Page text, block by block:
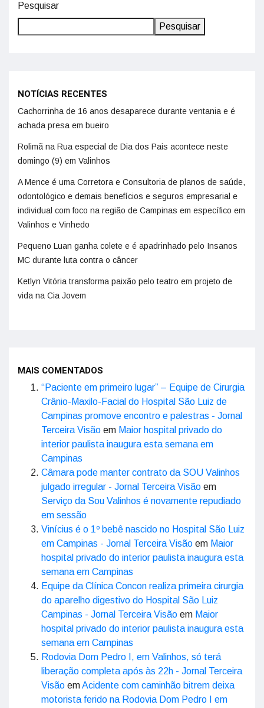
Pesquisar
Pesquisar
NOTÍCIAS RECENTES
Cachorrinha de 16 anos desaparece durante ventania e é
achada presa em bueiro
Rolimã na Rua especial de Dia dos Pais acontece neste
domingo (9) em Valinhos
A Mence é uma Corretora e Consultoria de planos de saúde,
odontológico e demais benefícios e seguros empresarial e
individual com foco na região de Campinas em específico em
Valinhos e Vinhedo
Pequeno Luan ganha colete e é apadrinhado pelo Insanos
MC durante luta contra o câncer
Ketlyn Vitória transforma paixão pelo teatro em projeto de
vida na Cia Jovem
MAIS COMENTADOS
“Paciente em primeiro lugar” – Equipe de Cirurgia
Crânio-Maxilo-Facial do Hospital São Luiz de
Campinas promove encontro e palestras - Jornal
Terceira Visão em Maior hospital privado do
interior paulista inaugura esta semana em
Campinas
Câmara pode manter contrato da SOU Valinhos
julgado irregular - Jornal Terceira Visão em
Serviço da Sou Valinhos é novamente repudiado
em sessão
Vinícius é o 1º bebê nascido no Hospital São Luiz
em Campinas - Jornal Terceira Visão em Maior
hospital privado do interior paulista inaugura esta
semana em Campinas
Equipe da Clínica Concon realiza primeira cirurgia
do aparelho digestivo do Hospital São Luiz
Campinas - Jornal Terceira Visão em Maior
hospital privado do interior paulista inaugura esta
semana em Campinas
Rodovia Dom Pedro I, em Valinhos, só terá
liberação completa após às 22h - Jornal Terceira
Visão emAcidente com caminhão bitrem deixa
motorista ferido na Rodovia Dom Pedro I em